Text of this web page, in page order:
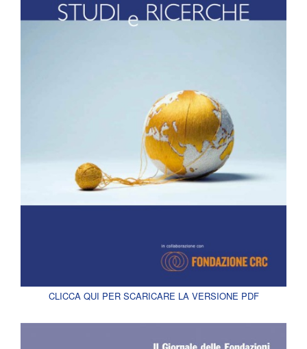
CLICCA QUI PER SCARICARE LA VERSIONE PDF